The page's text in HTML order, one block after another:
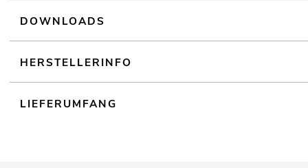
DOWNLOADS
HERSTELLERINFO
LIEFERUMFANG